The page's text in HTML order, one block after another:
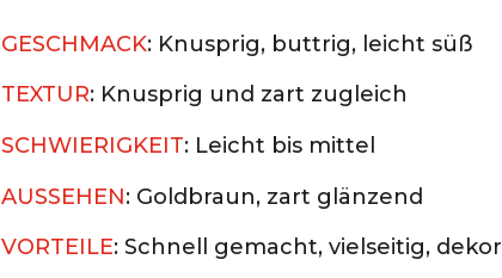
GESCHMACK: Knusprig, buttrig, leicht süß
TEXTUR: Knusprig und zart zugleich
SCHWIERIGKEIT: Leicht bis mittel
AUSSEHEN: Goldbraun, zart glänzend
VORTEILE: Schnell gemacht, vielseitig,